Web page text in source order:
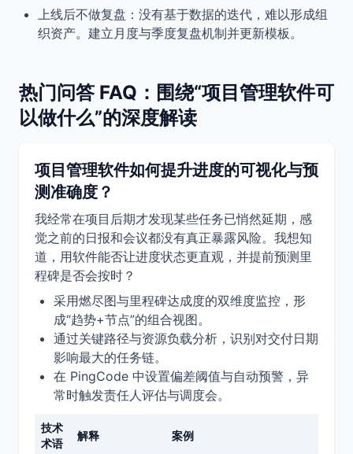
上线后不做复盘：没有基于数据的迭代，难以形成组
织资产。建立月度与季度复盘机制并更新模板。
热门问答 FAQ：围绕“项目管理软件可
以做什么”的深度解读
项目管理软件如何提升进度的可视化与预
测准确度？
我经常在项目后期才发现某些任务已悄然延期，感
觉之前的日报和会议都没有真正暴露风险。我想知
道，用软件能否让进度状态更直观，并提前预测里
程碑是否会按时？
采用燃尽图与里程碑达成度的双维度监控，形
成“趋势+节点”的组合视图。
通过关键路径与资源负载分析，识别对交付日期
影响最大的任务链。
在 PingCode 中设置偏差阈值与自动预警，异
常时触发责任人评估与调度会。
技术
术语
解释 案例